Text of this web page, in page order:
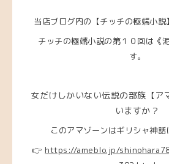
当店ブログ内の【チッチの極端小説
チッチの極端小説の第１０回は《
す。
女だけしかいない伝説の部族【ア
いますか？
このアマゾーンはギリシャ神話
👉 https://ameblo.jp/